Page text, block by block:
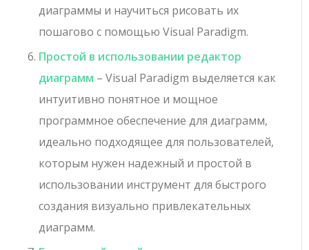
диаграммы и научиться рисовать их
пошагово с помощью Visual Paradigm.
Простой в использовании редактор
диаграмм – Visual Paradigm выделяется как
интуитивно понятное и мощное
программное обеспечение для диаграмм,
идеально подходящее для пользователей,
которым нужен надежный и простой в
использовании инструмент для быстрого
создания визуально привлекательных
диаграмм.